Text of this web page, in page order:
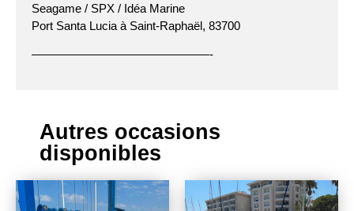
Seagame / SPX / Idéa Marine
Port Santa Lucia à Saint-Raphaël, 83700
———————————————-
Autres occasions
disponibles